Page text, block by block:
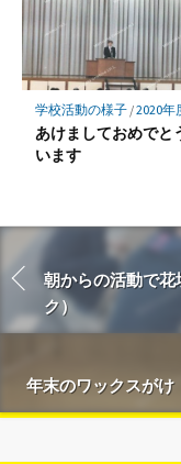
学校活動の様子/2020年
あけましておめでと
います
朝からの活動で花
ク）
年末のワックスがけ